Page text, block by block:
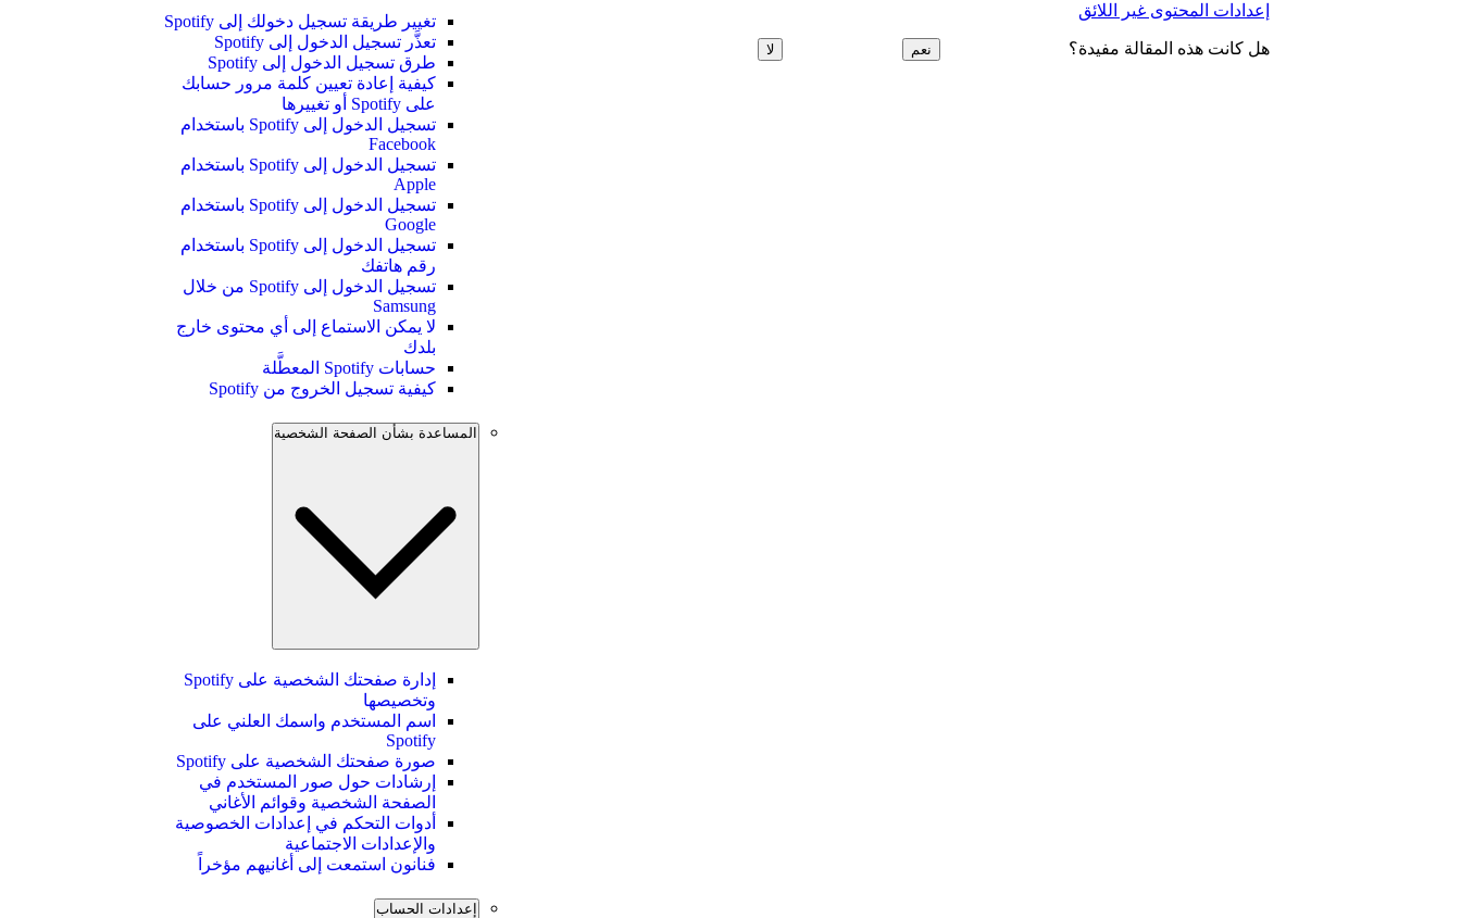
إعدادات المحتوى غير اللائق
هل كانت هذه المقالة مفيدة؟ نعم لا
تغيير طريقة تسجيل دخولك إلى Spotify
تعذَّر تسجيل الدخول إلى Spotify
طرق تسجيل الدخول إلى Spotify
كيفية إعادة تعيين كلمة مرور حسابك
على Spotify أو تغييرها
تسجيل الدخول إلى Spotify باستخدام
Facebook
تسجيل الدخول إلى Spotify باستخدام
Apple
تسجيل الدخول إلى Spotify باستخدام
Google
تسجيل الدخول إلى Spotify باستخدام
رقم هاتفك
تسجيل الدخول إلى Spotify من خلال
Samsung
لا يمكن الاستماع إلى أي محتوى خارج
بلدك
حسابات Spotify المعطَّلة
كيفية تسجيل الخروج من Spotify
المساعدة بشأن الصفحة الشخصية
إدارة صفحتك الشخصية على Spotify
وتخصيصها
اسم المستخدم واسمك العلني على
Spotify
صورة صفحتك الشخصية على Spotify
إرشادات حول صور المستخدم في
الصفحة الشخصية وقوائم الأغاني
أدوات التحكم في إعدادات الخصوصية
والإعدادات الاجتماعية
فنانون استمعت إلى أغانيهم مؤخراً
إعدادات الحساب